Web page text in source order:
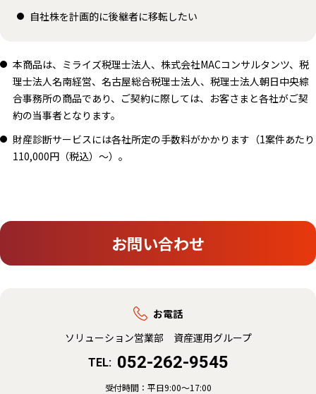
自社株を計画的に後継者に移転したい
本商品は、ミライズ税理士法人、株式会社MACコンサルタンツ、税
理士法人名南経営、名古屋総合税理士法人、税理士法人朝日中央綜
合事務所の商品であり、ご契約に際しては、お客さまと各社がご契
約の当事者となります。
財産診断サービスには各社所定の手数料がかかります（1案件あたり
110,000円（税込）～）。
お問い合わせ
お電話
ソリューション営業部 資産運用グループ
TEL: 052-262-9545
受付時間：平日9:00～17:00